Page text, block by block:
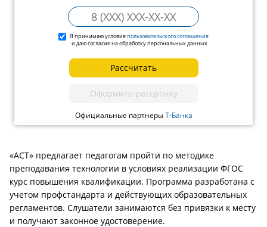
Я принимаю условияпользовательского соглашения
и даю согласие на обработку персональных данных
Рассчитать
Оформить рассрочку
Официальные партнерыТ-Банка
«АСТ» предлагает педагогам пройти по методике
преподавания технологии в условиях реализации ФГОС
курс повышения квалификации. Программа разработана с
учетом профстандарта и действующих образовательных
регламентов. Слушатели занимаются без привязки к месту
и получают законное удостоверение.